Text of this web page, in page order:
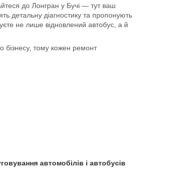
до Лонгран у Бучі — тут ваш
детальну діагностику та пропонують
не лише відновлений автобус, а й
бізнесу, тому кожен ремонт
автомобілів і автобусів